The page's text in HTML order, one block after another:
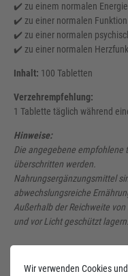
✔️ zu einem normalen
✔️ zu einer normalen
✔️ zu einer normalen
✔️ zu einer normalen
Inhalt: 100 Tabletten
Verzehrempfehlung:
1 Tablette täglich während
Hinweise:
Die angegebene empfohlene
überschritten werden.
Nahrungsergänzungsmittel
abwechslungsreiche
Außerhalb der Reichweite
und vor Licht geschützt lagern.
Wir verwenden Cookies